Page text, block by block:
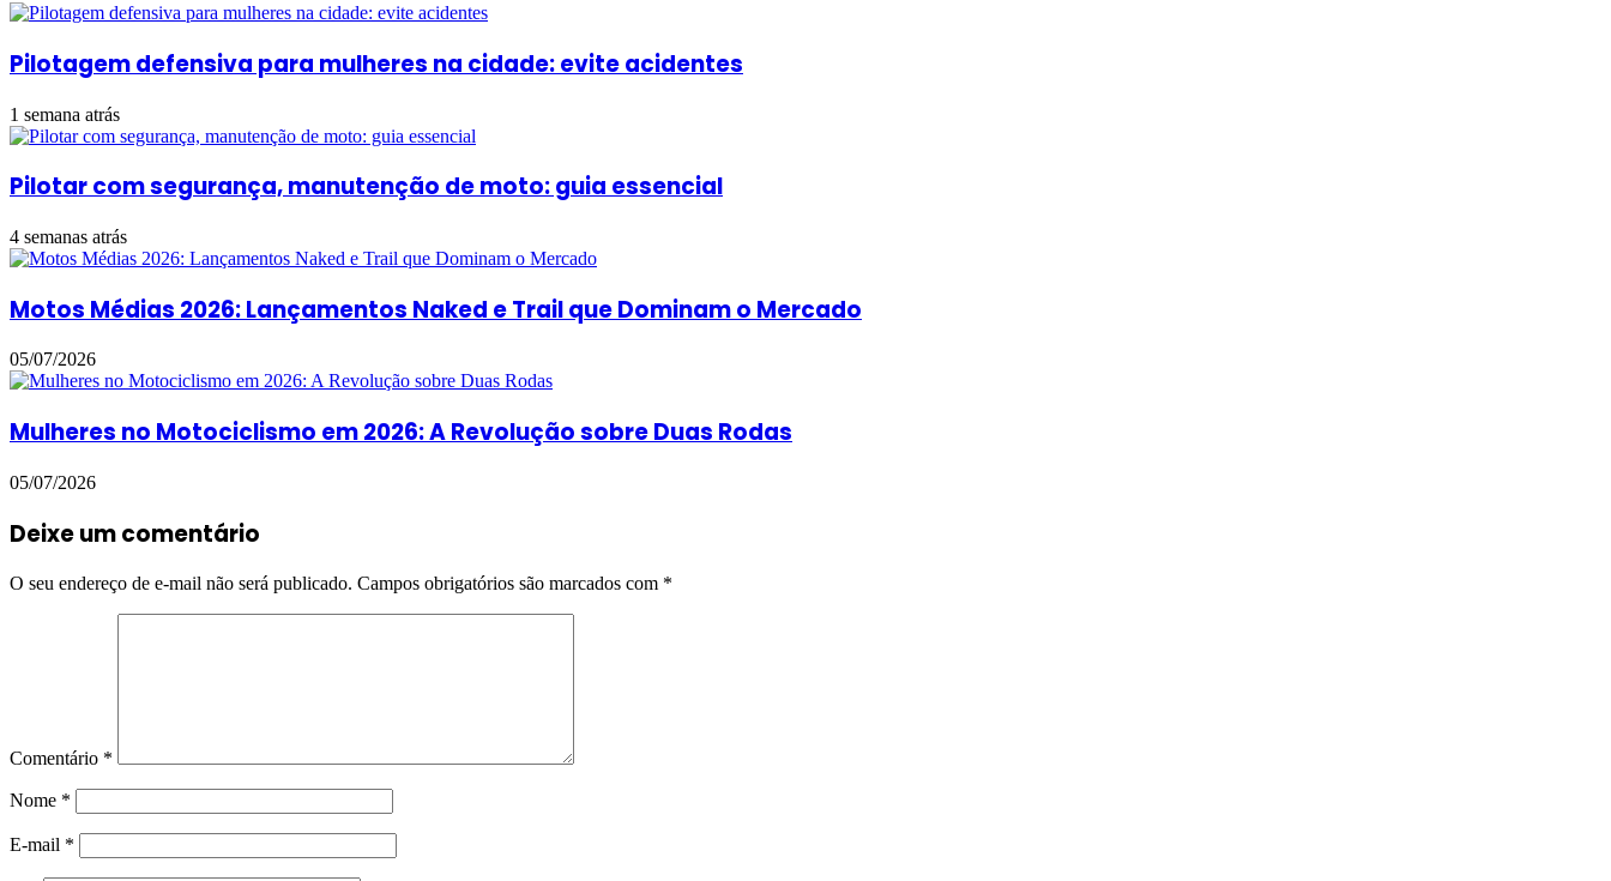
Pilotagem defensiva para mulheres na cidade: evite acidentes
1 semana atrás
Pilotar com segurança, manutenção de moto: guia essencial
4 semanas atrás
Motos Médias 2026: Lançamentos Naked e Trail que Dominam o Mercado
05/07/2026
Mulheres no Motociclismo em 2026: A Revolução sobre Duas Rodas
05/07/2026
Deixe um comentário
O seu endereço de e-mail não será publicado. Campos obrigatórios são marcados com *
Comentário *
Nome *
E-mail *